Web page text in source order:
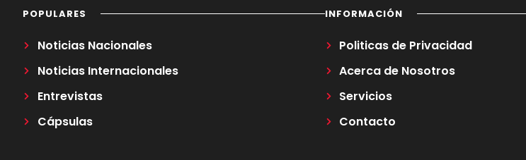
POPULARES
Noticias Nacionales
Noticias Internacionales
Entrevistas
Cápsulas
INFORMACIÓN
Politicas de Privacidad
Acerca de Nosotros
Servicios
Contacto